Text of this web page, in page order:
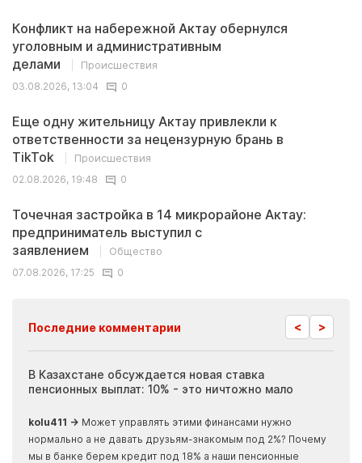
Конфликт на набережной Актау обернулся
уголовным и административным
делами
Происшествия
03.08.2026, 13:04
0
Еще одну жительницу Актау привлекли к
ответственности за нецензурную брань в
TikTok
Происшествия
02.08.2026, 19:48
0
Точечная застройка в 14 микрорайоне Актау:
предприниматель выступил с
заявлением
Общество
07.08.2026, 17:25
0
Последние комментарии < >
В Казахстане обсуждается новая ставка
пенсионных выплат: 10% - это ничтожно мало
kolu411 → Может управлять этими финансами нужно
нормально а не давать друзьям-знакомым под 2%? Почему
мы в банке берем кредит под 18% а наши пенсионные